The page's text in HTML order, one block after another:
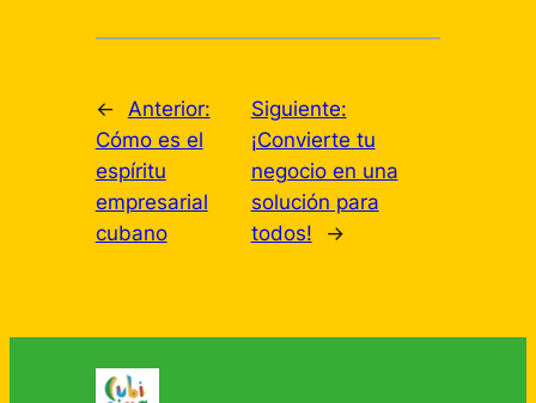
←
Anterior:
Cómo es el
espíritu
empresarial
cubano
Siguiente:
¡Convierte tu
negocio en una
solución para
todos!
→